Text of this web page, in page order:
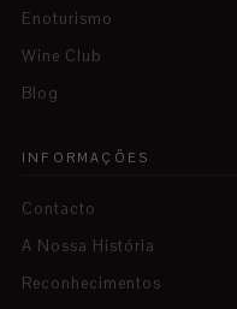
Enoturismo
Wine Club
Blog
INFORMAÇÕES
Contacto
A Nossa História
Reconhecimentos